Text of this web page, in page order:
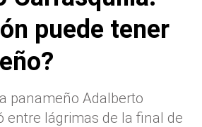
puede tener
panameño Adalberto
entre lágrimas de la final de